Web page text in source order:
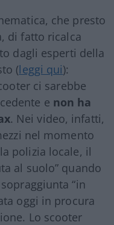
che presto
di fatto ricalca
dagli esperti della
(leggi qui):
ci sarebbe
e non ha
. Nei video, infatti,
nel momento
polizia locale, il
al suolo” quando
“in
oggi in procura
Lo scooter